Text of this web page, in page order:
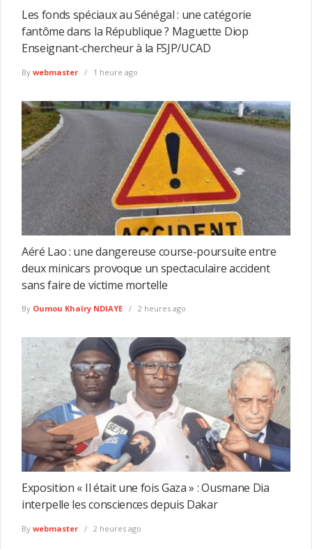
Les fonds spéciaux au Sénégal : une catégorie
fantôme dans la République ? Maguette Diop
Enseignant-chercheur à la FSJP/UCAD
By webmaster 1 heure ago
Aéré Lao : une dangereuse course-poursuite entre
deux minicars provoque un spectaculaire accident
sans faire de victime mortelle
By Oumou Khaïry NDIAYE 2 heures ago
Exposition « Il était une fois Gaza » : Ousmane Dia
interpelle les consciences depuis Dakar
By webmaster 2 heures ago